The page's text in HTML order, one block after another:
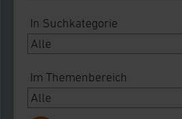
In Suchkategorie
Im Themenbereich